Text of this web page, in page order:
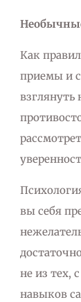
Как
приемы и
вы себя
не из тех,
навыков